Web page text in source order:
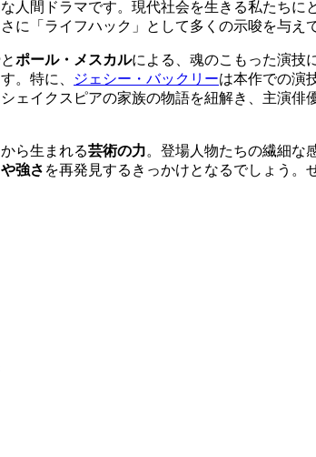
人間ドラマです。現代社会を生きる私たち
に「ライフハック」として多くの示唆を与え
とポール・メスカルによる、魂のこもった演技
。特に、
ジェシー・バックリーは本作での演
ェイクスピアの家族の物語を紐解き、主演俳
ら生まれる芸術の力。登場人物たちの繊細な
強さ を再発見するきっかけとなるでしょう。